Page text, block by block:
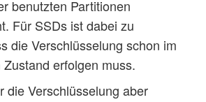
benutzten Partitionen
Für SSDs ist dabei zu
die Verschlüsselung schon im
erfolgen muss.
die Verschlüsselung aber